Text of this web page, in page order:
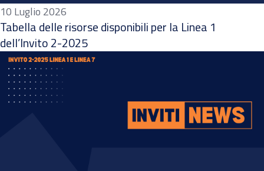
10 Luglio 2026
Tabella delle risorse disponibili per la Linea 1
dell’Invito 2-2025